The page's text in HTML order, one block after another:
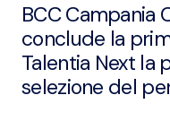
BCC Campania
conclude la
Talentia Next la
selezione del